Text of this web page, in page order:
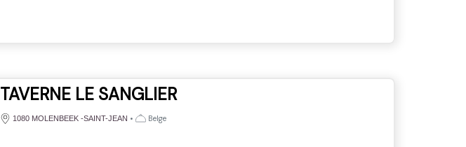
TAVERNE LE SANGLIER
1080 MOLENBEEK -SAINT-JEAN • Belge